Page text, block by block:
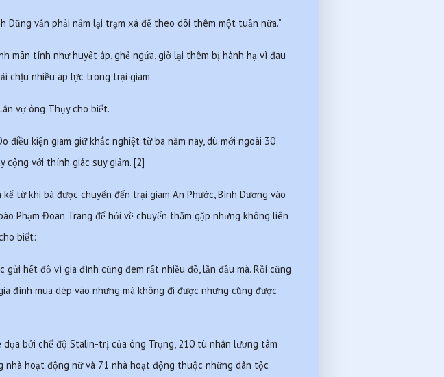
Dũng vẫn phải nằm lại trạm xá để theo dõi thêm một tuần nữa.”
mãn tính như huyết áp, ghẻ ngứa, giờ lại thêm bị hành hạ vì đau
chịu nhiều áp lực trong trại giam.
vợ ông Thụy cho biết.
điều kiện giam giữ khắc nghiệt từ ba năm nay, dù mới ngoài 30
cộng với thính giác suy giảm. [2]
từ khi bà được chuyển đến trại giam An Phước, Bình Dương vào
Phạm Đoan Trang để hỏi về chuyến thăm gặp nhưng không liên
biết:
hết đồ vì gia đình cũng đem rất nhiều đồ, lần đầu mà. Rồi cũng
đình mua dép vào nhưng mà không đi được nhưng cũng được
bởi chế độ Stalin-trị của ông Trọng, 210 tù nhân lương tâm
hoạt động nữ và 71 nhà hoạt động thuộc những dân tộc